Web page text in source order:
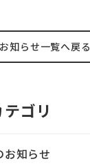
お知らせ一覧へ戻る
ゴリ
お知らせ